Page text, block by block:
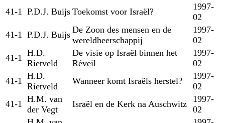
41-1
P.D.J. Buijs Toekomst voor Israël?
1997-
02
41-1
P.D.J. Buijs De Zoon des mensen en de
wereldheerschappij
1997-
02
41-1
H.D.
Rietveld
De visie op Israël binnen het
Réveil
1997-
02
41-1
H.D.
Rietveld
Wanneer komt Israëls herstel?
1997-
02
41-1
H.M. van
der Vegt
Israël en de Kerk na Auschwitz
1997-
02